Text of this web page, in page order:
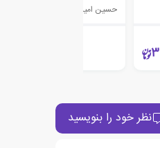
حسین امینیان طوسی
نظر خود را بنویسید